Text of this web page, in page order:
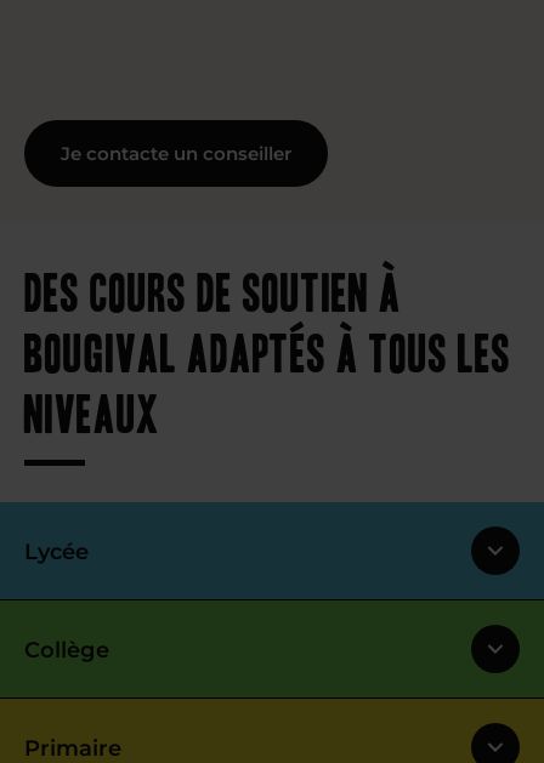
Je contacte un conseiller
Des cours de soutien à
Bougival adaptés à tous les
niveaux
Lycée
Collège
Primaire